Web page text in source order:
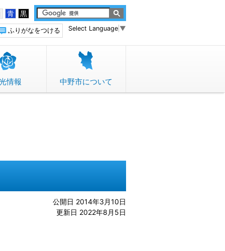
青 黒
Select Language ▼
ふりがなをつける
情報 中野市について
公開日 2014年3月10日
更新日 2022年8月5日